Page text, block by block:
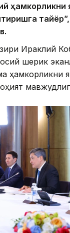
ҳамкорликни
Ираклий
шерик
ҳамкорликни